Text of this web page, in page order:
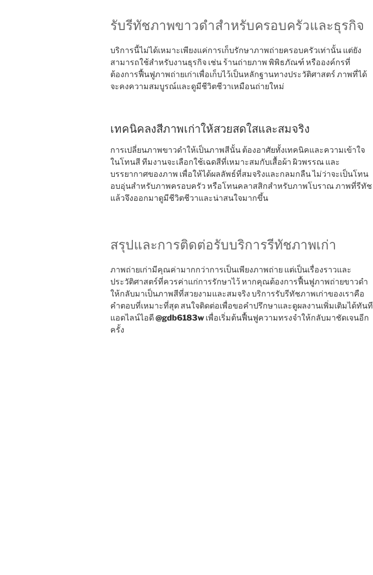
รับรีทัชภาพขาวดำสำหรับครอบครัวและธุรกิจ
บริการนี้ไม่ได้เหมาะเพียงแค่การเก็บรักษาภาพถ่ายครอบครัวเท่านั้น แต่ยัง
สามารถใช้สำหรับงานธุรกิจ เช่น ร้านถ่ายภาพ พิพิธภัณฑ์ หรือองค์กรที่
ต้องการฟื้นฟูภาพถ่ายเก่าเพื่อเก็บไว้เป็นหลักฐานทางประวัติศาสตร์ ภาพที่ได้
จะคงความสมบูรณ์และดูมีชีวิตชีวาเหมือนถ่ายใหม่
เทคนิคลงสีภาพเก่าให้สวยสดใสและสมจริง
การเปลี่ยนภาพขาวดำให้เป็นภาพสีนั้น ต้องอาศัยทั้งเทคนิคและความเข้าใจ
ในโทนสี ทีมงานจะเลือกใช้เฉดสีที่เหมาะสมกับเสื้อผ้า ผิวพรรณ และ
บรรยากาศของภาพ เพื่อให้ได้ผลลัพธ์ที่สมจริงและกลมกลืน ไม่ว่าจะเป็นโทน
อบอุ่นสำหรับภาพครอบครัว หรือโทนคลาสสิกสำหรับภาพโบราณ ภาพที่รีทัช
แล้วจึงออกมาดูมีชีวิตชีวาและน่าสนใจมากขึ้น
สรุปและการติดต่อรับบริการรีทัชภาพเก่า
ภาพถ่ายเก่ามีคุณค่ามากกว่าการเป็นเพียงภาพถ่าย แต่เป็นเรื่องราวและ
ประวัติศาสตร์ที่ควรค่าแก่การรักษาไว้ หากคุณต้องการฟื้นฟูภาพถ่ายขาวดำ
ให้กลับมาเป็นภาพสีที่สวยงามและสมจริง บริการรับรีทัชภาพเก่าของเราคือ
คำตอบที่เหมาะที่สุด สนใจติดต่อเพื่อขอคำปรึกษาและดูผลงานเพิ่มเติมได้ทันที
แอดไลน์ไอดี@gdb6183w เพื่อเริ่มต้นฟื้นฟูความทรงจำให้กลับมาชัดเจนอีก
ครั้ง